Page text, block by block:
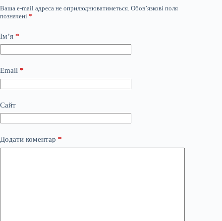
Ваша e-mail адреса не оприлюднюватиметься. Обов’язкові поля
позначені *
Ім’я *
Email *
Сайт
Додати коментар *